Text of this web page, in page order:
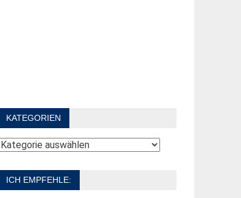
KATEGORIEN
Kategorien
ICH EMPFEHLE: